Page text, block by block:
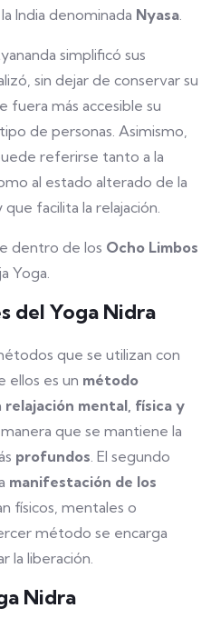
India denominada Nyasa.
simplificó sus
sin dejar de conservar su
fuera más accesible su
de personas. Asimismo,
referirse tanto a la
al estado alterado de la
facilita la relajación.
dentro de los Ocho Limbos
Yoga.
del Yoga Nidra
que se utilizan con
ellos es un método
relajación mental, física y
que se mantiene la
profundos. El segundo
manifestación de los
físicos, mentales o
método se encarga
la liberación.
Nidra